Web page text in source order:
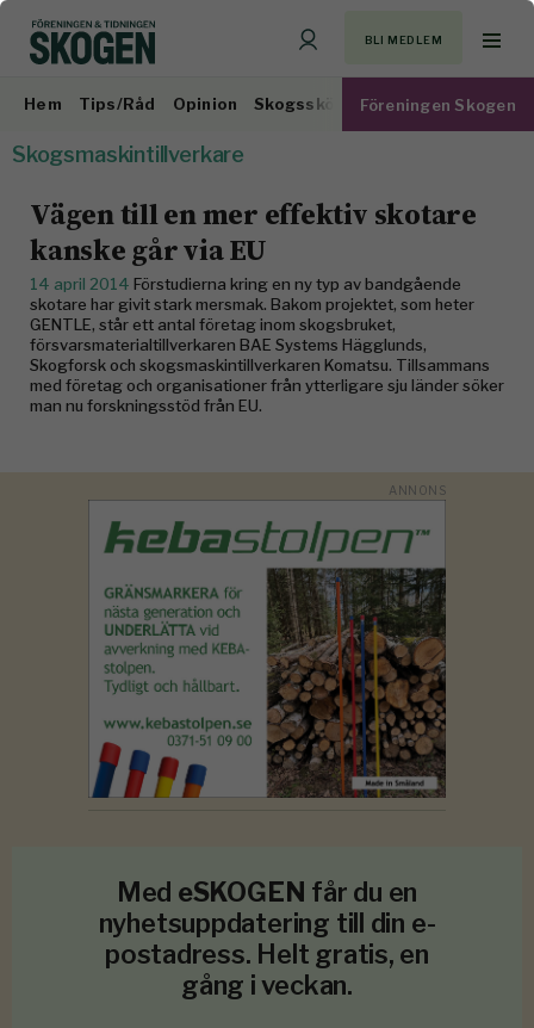
BLI MEDLEM
Hem Tips/Råd Opinion Skogsskötsel Virkesmarknad
Föreningen Skogen
Skogsmaskintillverkare
Vägen till en mer effektiv skotare
kanske går via EU
14 april 2014 Förstudierna kring en ny typ av bandgående
skotare har givit stark mersmak. Bakom projektet, som heter
GENTLE, står ett antal företag inom skogsbruket,
försvarsmaterialtillverkaren BAE Systems Hägglunds,
Skogforsk och skogsmaskintillverkaren Komatsu. Tillsammans
med företag och organisationer från ytterligare sju länder söker
man nu forskningsstöd från EU.
Med eSKOGEN får du en
nyhetsuppdatering till din e-
postadress. Helt gratis, en
gång i veckan.